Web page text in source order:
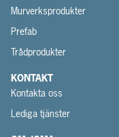
Murverksprodukter
Prefab
Trådprodukter
KONTAKT
Kontakta oss
Lediga tjänster